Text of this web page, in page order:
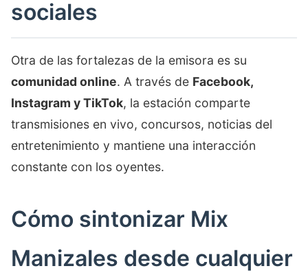
sociales
Otra de las fortalezas de la emisora es su
comunidad online. A través de Facebook,
Instagram y TikTok, la estación comparte
transmisiones en vivo, concursos, noticias del
entretenimiento y mantiene una interacción
constante con los oyentes.
Cómo sintonizar Mix
Manizales desde cualquier